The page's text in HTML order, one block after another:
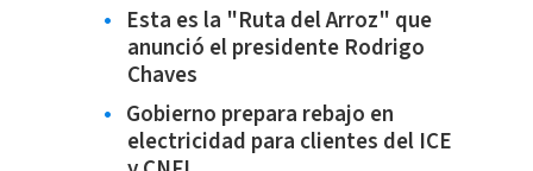
Esta es la "Ruta del Arroz" que
anunció el presidente Rodrigo
Chaves
Gobierno prepara rebajo en
electricidad para clientes del ICE